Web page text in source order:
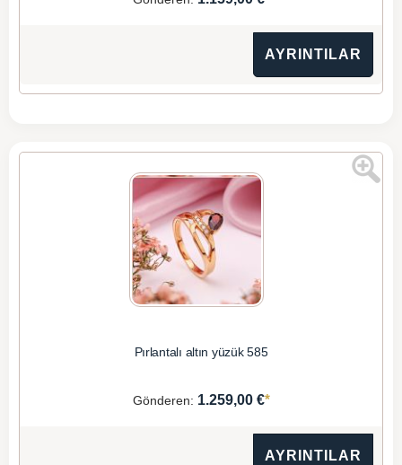
AYRINTILAR
Pırlantalı altın yüzük 585
Gönderen: 1.259,00 €*
AYRINTILAR